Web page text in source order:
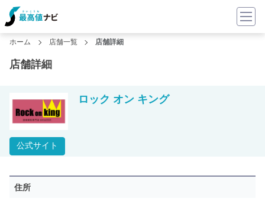
ホーム 店舗一覧 店舗詳細
店舗詳細
公式サイト
ロック オン キング
住所